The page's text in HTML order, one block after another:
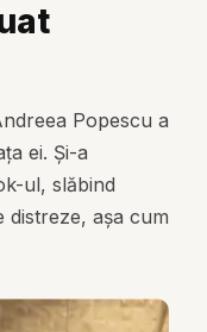
Popescu a
ei. Și-a
ul, slăbind
distreze, așa cum